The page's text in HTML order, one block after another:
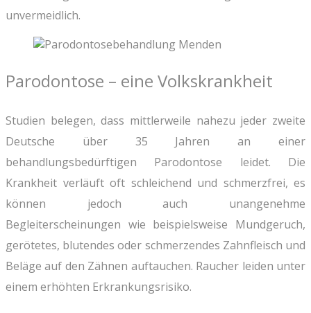
unvermeidlich.
Parodontose – eine Volkskrankheit
Studien belegen, dass mittlerweile nahezu jeder zweite
Deutsche über 35 Jahren an einer
behandlungsbedürftigen Parodontose leidet. Die
Krankheit verläuft oft schleichend und schmerzfrei, es
können jedoch auch unangenehme
Begleiterscheinungen wie beispielsweise Mundgeruch,
gerötetes, blutendes oder schmerzendes Zahnfleisch und
Beläge auf den Zähnen auftauchen. Raucher leiden unter
einem erhöhten Erkrankungsrisiko.